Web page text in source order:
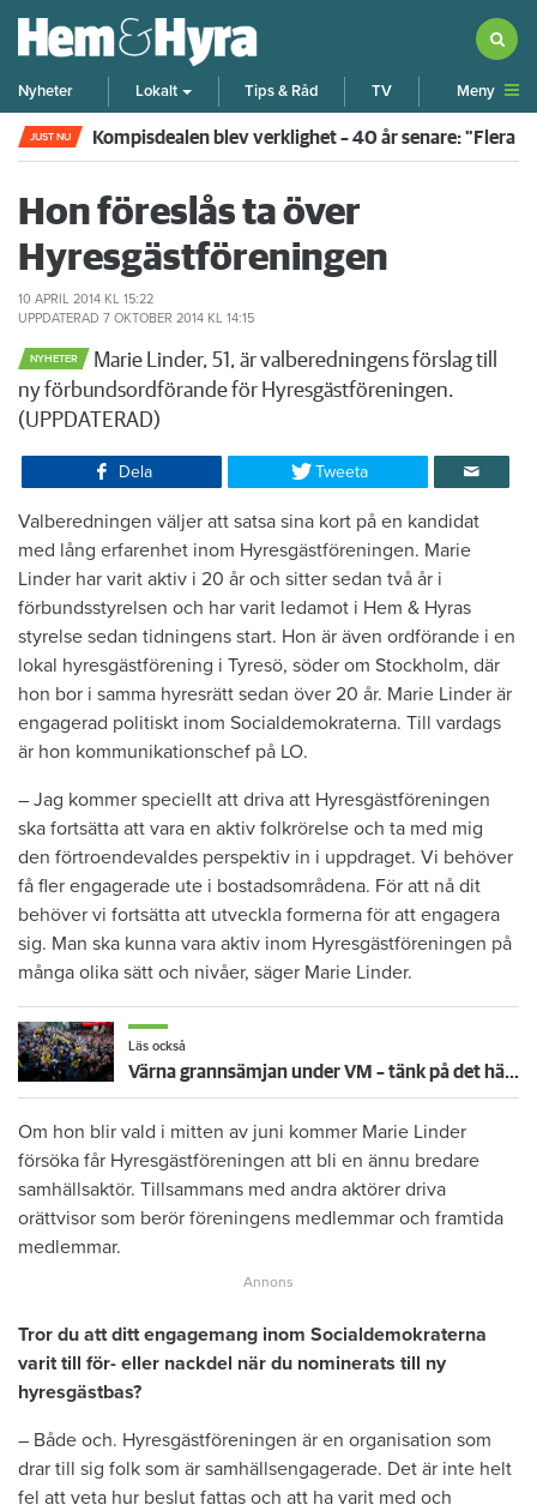
Nyheter Lokalt Tips & Råd TV Meny
JUST NU Kompisdealen blev verklighet – 40 år senare: "Flera
Hon föreslås ta över
Hyresgästföreningen
10 APRIL 2014 KL 15:22
UPPDATERAD 7 OKTOBER 2014 KL 14:15
NYHETER
Marie Linder, 51, är valberedningens förslag till
ny förbundsordförande för Hyresgästföreningen.
(UPPDATERAD)
Dela Tweeta
Valberedningen väljer att satsa sina kort på en kandidat
med lång erfarenhet inom Hyresgästföreningen. Marie
Linder har varit aktiv i 20 år och sitter sedan två år i
förbundsstyrelsen och har varit ledamot i Hem & Hyras
styrelse sedan tidningens start. Hon är även ordförande i en
lokal hyresgästförening i Tyresö, söder om Stockholm, där
hon bor i samma hyresrätt sedan över 20 år. Marie Linder är
engagerad politiskt inom Socialdemokraterna. Till vardags
är hon kommunikationschef på LO.
– Jag kommer speciellt att driva att Hyresgästföreningen
ska fortsätta att vara en aktiv folkrörelse och ta med mig
den förtroendevaldes perspektiv in i uppdraget. Vi behöver
få fler engagerade ute i bostadsområdena. För att nå dit
behöver vi fortsätta att utveckla formerna för att engagera
sig. Man ska kunna vara aktiv inom Hyresgästföreningen på
många olika sätt och nivåer, säger Marie Linder.
Läs också
Värna grannsämjan under VM – tänk på det här inför fortsatta nattmatcher
Om hon blir vald i mitten av juni kommer Marie Linder
försöka får Hyresgästföreningen att bli en ännu bredare
samhällsaktör. Tillsammans med andra aktörer driva
orättvisor som berör föreningens medlemmar och framtida
medlemmar.
Tror du att ditt engagemang inom Socialdemokraterna
varit till för- eller nackdel när du nominerats till ny
hyresgästbas?
– Både och. Hyresgästföreningen är en organisation som
drar till sig folk som är samhällsengagerade. Det är inte helt
fel att veta hur beslut fattas och att ha varit med och